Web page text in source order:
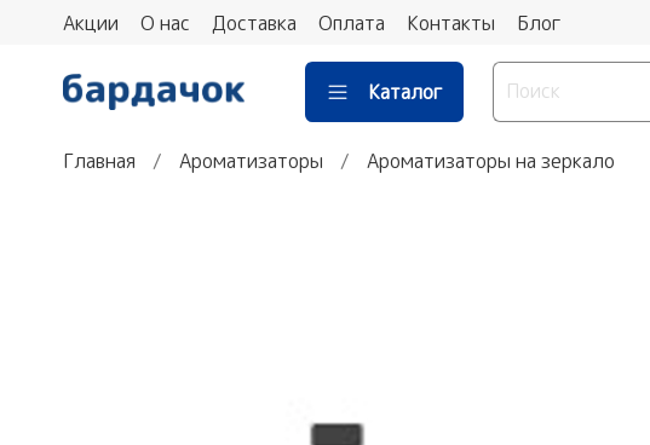
Акции О нас Доставка Оплата Контакты Блог
Каталог
Главная Ароматизаторы Ароматизаторы на зеркало